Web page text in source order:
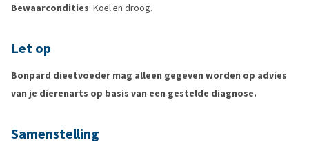
Bewaarcondities: Koel en droog.
Let op
Bonpard dieetvoeder mag alleen gegeven worden op advies
van je dierenarts op basis van een gestelde diagnose.
Samenstelling